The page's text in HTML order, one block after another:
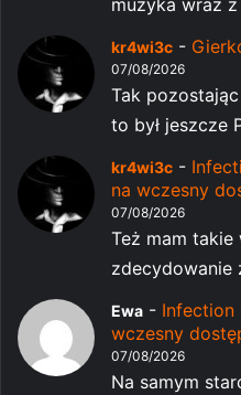
muzyka wraz z
kr4wi3c -
07/08/2026
Tak
to był jeszcze
kr4wi3c -
na wczesny
07/08/2026
Też mam takie
zdecydowanie
Ewa - Infection
wczesny
07/08/2026
Na samym